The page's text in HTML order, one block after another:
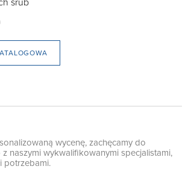
śrub
wycenę, zachęcamy do
naszymi wykwalifikowanymi specjalistami,
potrzebami.